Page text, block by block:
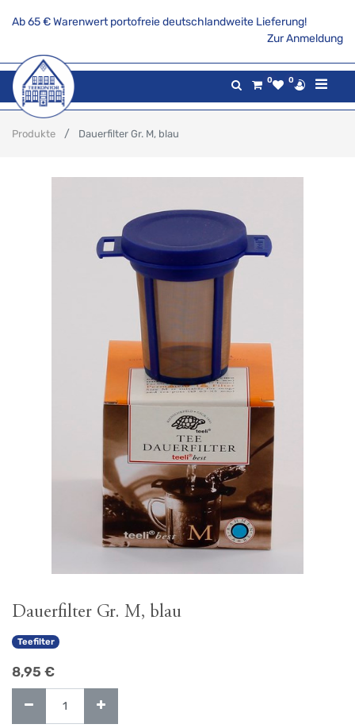
Ab 65 € Warenwert portofreie deutschlandweite Lieferung!
Zur Anmeldung
0 0
Produkte Dauerfilter Gr. M, blau
Dauerfilter Gr. M, blau
Teefilter
8,95 €